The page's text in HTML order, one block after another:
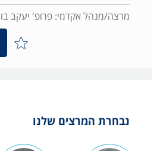
מרצה/מנהל אקדמי: פרופ' יעקב
נבחרת המרצים שלנו